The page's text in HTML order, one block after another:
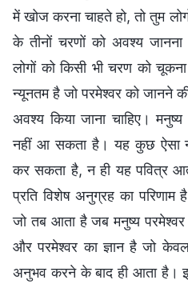
में खोज करना चाहते हो, तो तुम
के तीनों चरणों को अवश्य
लोगों को किसी भी चरण को
न्यूनतम है जो परमेश्वर को जानने
अवश्य किया जाना चाहिए।
नहीं आ सकता है। यह कुछ ऐसा
कर सकता है, न ही यह पवित्र
प्रति विशेष अनुग्रह का
जो तब आता है जब मनुष्य
और परमेश्वर का ज्ञान है जो
अनुभव करने के बाद ही आता है।